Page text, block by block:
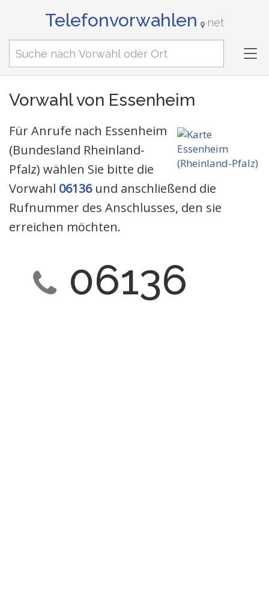
Telefonvorwahlen net
Vorwahl von Essenheim
Für Anrufe nach Essenheim
(Bundesland Rheinland-
Pfalz) wählen Sie bitte die
Vorwahl 06136und anschließend die
Rufnummer des Anschlusses, den sie
erreichen möchten.
06136